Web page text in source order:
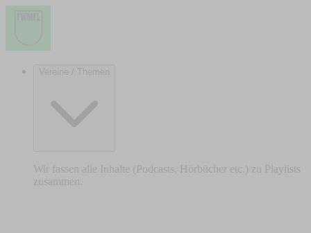
Vereine / Themen
Wir fassen alle Inhalte (Podcasts, Hörbücher etc.) zu Playlists
zusammen.